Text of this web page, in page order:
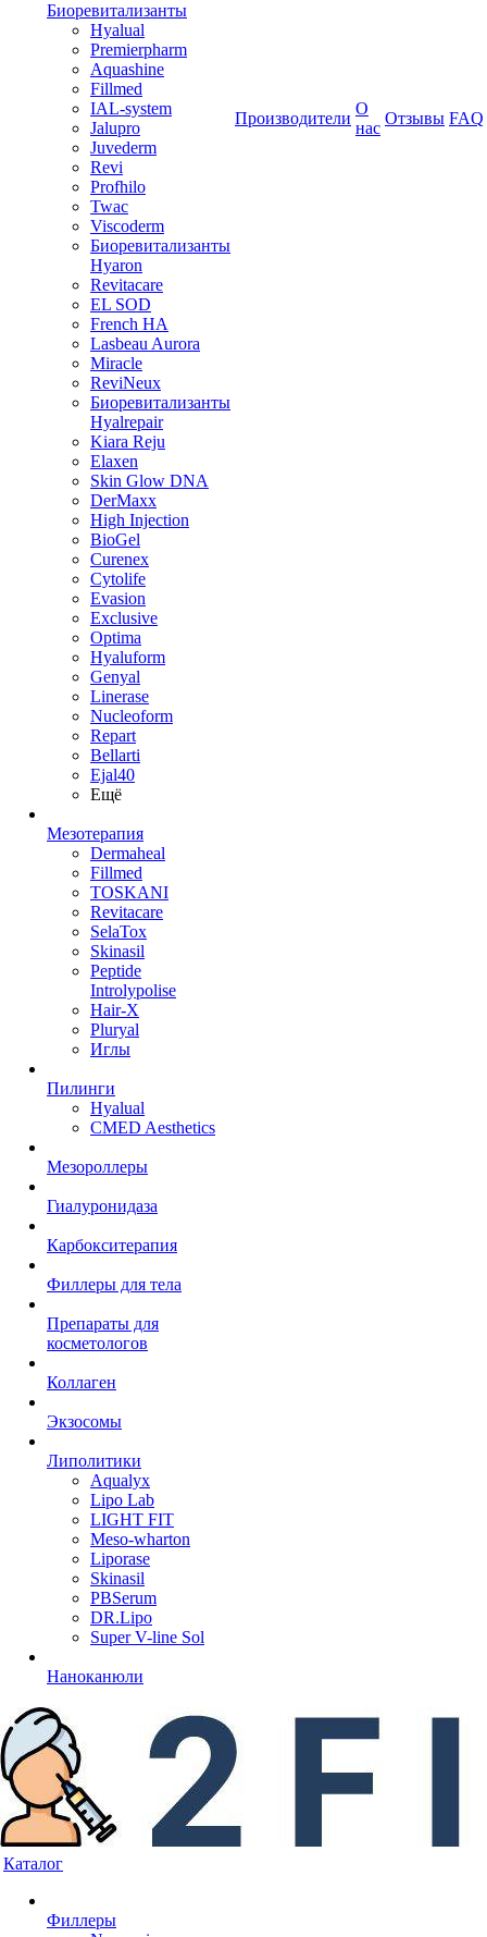
Биоревитализанты
Hyalual
Premierpharm
Aquashine
Fillmed
IAL-system
Jalupro
Juvederm
Revi
Profhilo
Twac
Viscoderm
Биоревитализанты
Hyaron
Revitacare
EL SOD
French HA
Lasbeau Aurora
Miracle
ReviNeux
Биоревитализанты
Hyalrepair
Kiara Reju
Elaxen
Skin Glow DNA
DerMaxx
High Injection
BioGel
Curenex
Cytolife
Evasion
Exclusive
Optima
Hyaluform
Genyal
Linerase
Nucleoform
Repart
Bellarti
Ejal40
Ещё
Мезотерапия
Dermaheal
Fillmed
TOSKANI
Revitacare
SelaTox
Skinasil
Peptide
Introlypolise
Hair-X
Pluryal
Иглы
Пилинги
Hyalual
CMED Aesthetics
Мезороллеры
Гиалуронидаза
Карбокситерапия
Филлеры для тела
Препараты для
косметологов
Коллаген
Экзосомы
Липолитики
Aqualyx
Lipo Lab
LIGHT FIT
Meso-wharton
Liporase
Skinasil
PBSerum
DR.Lipo
Super V-line Sol
Наноканюли
Производители
О
нас
Отзывы FAQ
Каталог
Филлеры